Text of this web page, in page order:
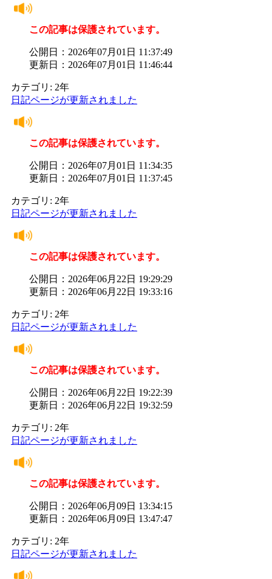
この記事は保護されています。
公開日：2026年07月01日 11:37:49
更新日：2026年07月01日 11:46:44
カテゴリ: 2年
日記ページが更新されました
この記事は保護されています。
公開日：2026年07月01日 11:34:35
更新日：2026年07月01日 11:37:45
カテゴリ: 2年
日記ページが更新されました
この記事は保護されています。
公開日：2026年06月22日 19:29:29
更新日：2026年06月22日 19:33:16
カテゴリ: 2年
日記ページが更新されました
この記事は保護されています。
公開日：2026年06月22日 19:22:39
更新日：2026年06月22日 19:32:59
カテゴリ: 2年
日記ページが更新されました
この記事は保護されています。
公開日：2026年06月09日 13:34:15
更新日：2026年06月09日 13:47:47
カテゴリ: 2年
日記ページが更新されました